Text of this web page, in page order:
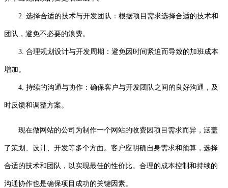
2. 选择合适的技术与开发团队：根据项目需求选择合适的技术和
团队，避免不必要的浪费。
3. 合理规划设计与开发周期：避免因时间紧迫而导致的加班成本
增加。
4. 持续的沟通与协作：确保客户与开发团队之间的良好沟通，及
时反馈和调整方案。
现在做网站的公司为制作一个网站的收费因项目需求而异，涵盖
了策划、设计、开发等多个方面。客户应明确自身需求和预算，选择
合适的技术和团队，以实现最佳的性价比。合理的成本控制和持续的
沟通协作也是确保项目成功的关键因素。